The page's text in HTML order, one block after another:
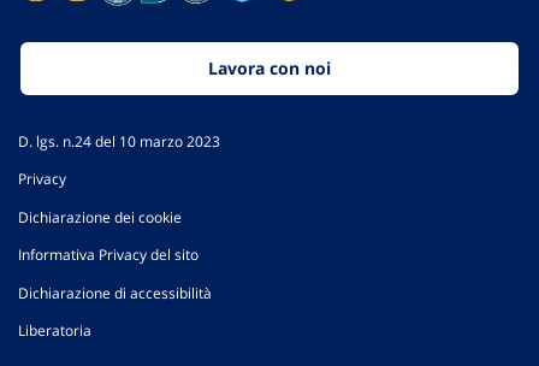
Lavora con noi
D. lgs. n.24 del 10 marzo 2023
Privacy
Dichiarazione dei cookie
Informativa Privacy del sito
Dichiarazione di accessibilità
Liberatoria